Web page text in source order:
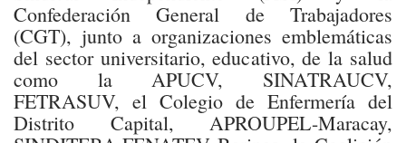
Confederación General de Trabajadores
(CGT), junto a organizaciones emblemáticas
del sector universitario, educativo, de la salud
como la APUCV, SINATRAUCV,
FETRASUV, el Colegio de Enfermería del
Distrito Capital, APROUPEL-Maracay,